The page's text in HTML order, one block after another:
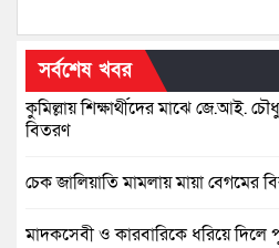
সর্বশেষ খবর
কুমিল্লায় শিক্ষার্থীদের মাঝে জে.আই.
বিতরণ
চেক জালিয়াতি মামলায় মায়া বেগমের
মাদকসেবী ও কারবারিকে ধরিয়ে দিলে